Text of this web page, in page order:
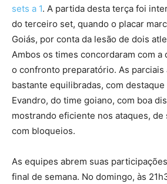
sets a 1. A partida desta terça foi
do terceiro set, quando o placar
Goiás, por conta da lesão de dois
Ambos os times concordaram com a
o confronto preparatório. As
bastante equilibradas, com
Evandro, do time goiano, com boa
mostrando eficiente nos ataques, de
com bloqueios.
As equipes abrem suas
final de semana. No domingo, às